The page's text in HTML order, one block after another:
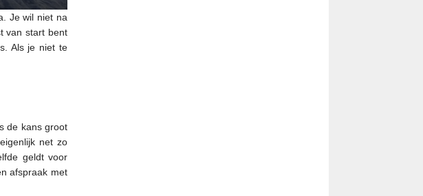
Je wil niet na
van start bent
Als je niet te
de kans groot
net zo
geldt voor
afspraak met